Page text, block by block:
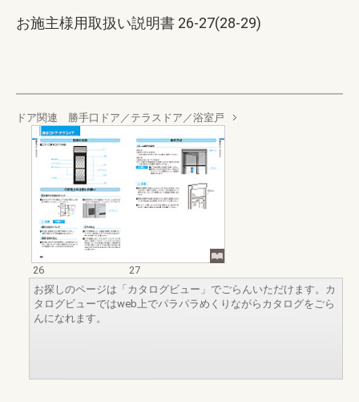
お施主様用取扱い説明書 26-27(28-29)
ドア関連 勝手口ドア／テラスドア／浴室戸
26
27
お探しのページは「カタログビュー」でごらんいただけます。カ
タログビューではweb上でパラパラめくりながらカタログをごら
んになれます。